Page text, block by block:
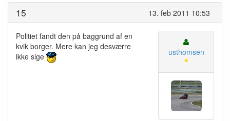
13. feb 2011 10:53
15
Politiet fandt den på baggrund af en
kvik borger. Mere kan jeg desværre
ikke sige
usthomsen